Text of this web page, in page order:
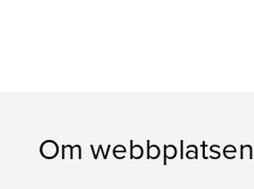
Om webbplatsen